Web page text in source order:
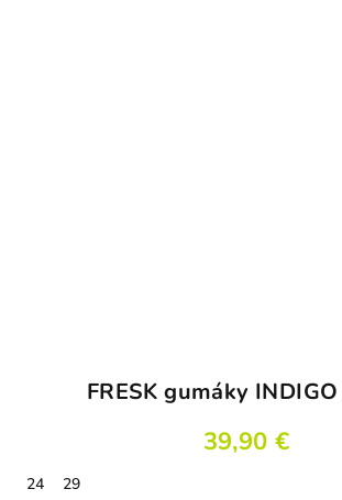
FRESK gumáky
39,90 €
24
29